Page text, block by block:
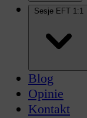
Sesje EFT 1:1
Blog
Opinie
Kontakt